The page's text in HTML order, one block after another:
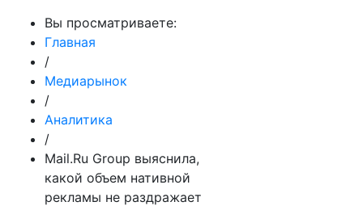
Вы просматриваете:
Главная
/
Медиарынок
/
Аналитика
/
Mail.Ru Group выяснила,
какой объем нативной
рекламы не раздражает